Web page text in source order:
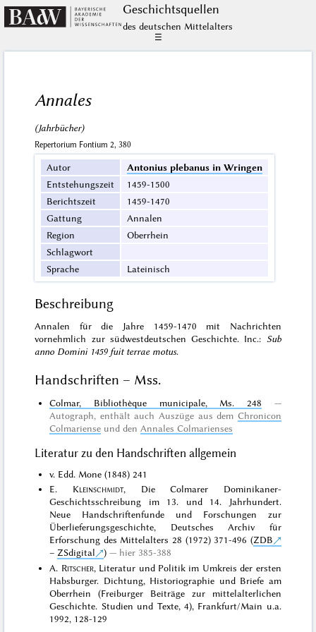
Geschichts­quellen
des deutschen Mittelalters
☰
Annales
(Jahrbücher)
Repertorium Fontium 2, 380
Autor
Antonius plebanus in Wringen
Entstehungszeit
1459-1500
Berichtszeit
1459-1470
Gattung
Annalen
Region
Oberrhein
Schlagwort
Sprache
Lateinisch
Beschreibung
Annalen für die Jahre 1459-1470 mit Nachrichten
vornehmlich zur südwestdeutschen Geschichte. Inc.: Sub
anno Domini 1459 fuit terrae motus.
Handschriften – Mss.
Colmar, Bibliothèque municipale, Ms. 248
Autograph, enthält auch Auszüge aus dem Chronicon
Colmariense und den Annales Colmarienses
Literatur zu den Handschriften allgemein
v. Edd. Mone (1848) 241
E. Kleinschmidt, Die Colmarer Dominikaner-
Geschichtsschreibung im 13. und 14. Jahrhundert.
Neue Handschriftenfunde und Forschungen zur
Überlieferungsgeschichte, Deutsches Archiv für
Erforschung des Mittelalters 28 (1972) 371-496 (ZDB
– ZSdigital )
hier 385-388
A. Ritscher, Literatur und Politik im Umkreis der ersten
Habsburger. Dichtung, Historiographie und Briefe am
Oberrhein (Freiburger Beiträge zur mittelalterlichen
Geschichte. Studien und Texte, 4), Frankfurt/Main u.a.
1992, 128-129